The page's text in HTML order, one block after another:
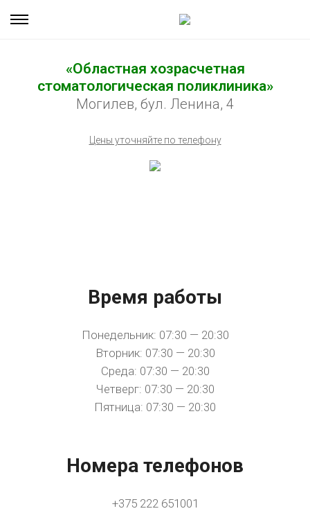
«Областная хозрасчетная
стоматологическая поликлиника»
Могилев, бул. Ленина, 4
Цены уточняйте по телефону
Время работы
Понедельник: 07:30 — 20:30
Вторник: 07:30 — 20:30
Среда: 07:30 — 20:30
Четверг: 07:30 — 20:30
Пятница: 07:30 — 20:30
Номера телефонов
+375 222 651001